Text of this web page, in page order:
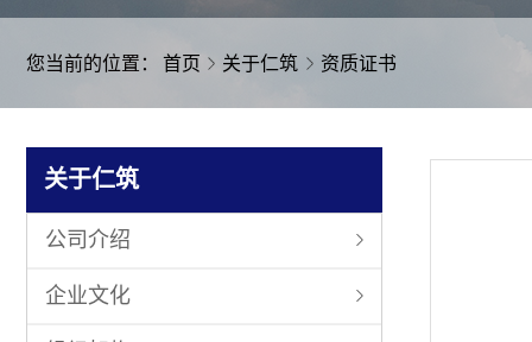
您当前的位置： 首页 关于仁筑 资质证书
关于仁筑
公司介绍
企业文化